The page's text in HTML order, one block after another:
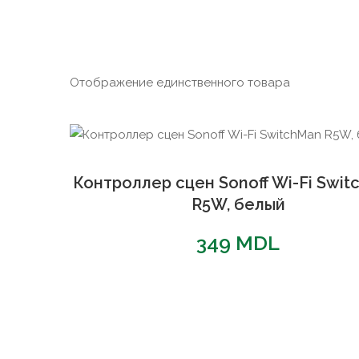
Отображение единственного товара
Контроллер сцен Sonoff Wi-Fi
R5W, белый
349 MDL